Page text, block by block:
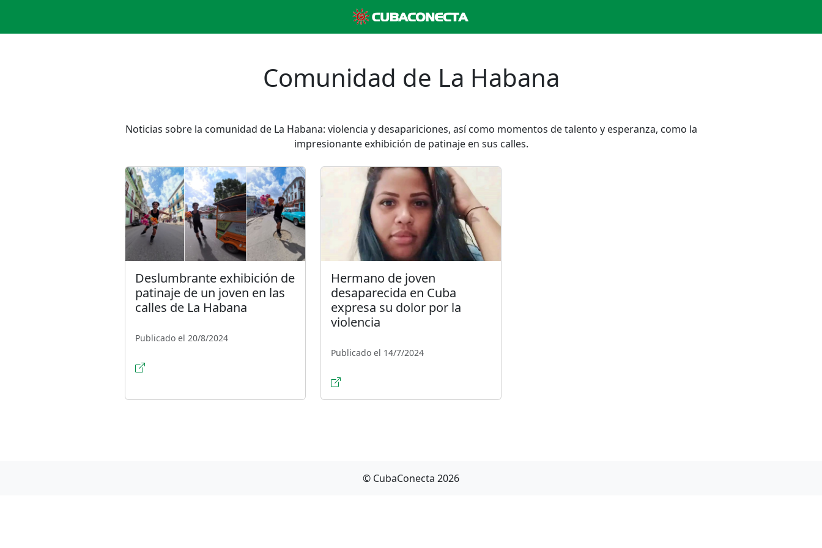
Comunidad de La Habana
Noticias sobre la comunidad de La Habana: violencia y desapariciones, así como momentos de talento y esperanza, como la
impresionante exhibición de patinaje en sus calles.
Deslumbrante exhibición de
patinaje de un joven en las
calles de La Habana
Publicado el 20/8/2024
Hermano de joven
desaparecida en Cuba
expresa su dolor por la
violencia
Publicado el 14/7/2024
© CubaConecta 2026